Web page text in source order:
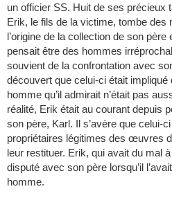
un officier SS. Huit de ses précieux
Erik, le fils de la victime, tombe des
l’origine de la collection de son père
pensait être des hommes
souvient de la confrontation avec
découvert que celui-ci était impliqué
homme qu’il admirait n’était pas
réalité, Erik était au courant depuis
son père, Karl. Il s’avère que celui-
propriétaires légitimes des œuvres
leur restituer. Erik, qui avait du mal
disputé avec son père lorsqu’il
homme.